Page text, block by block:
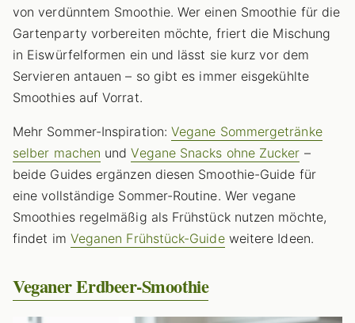
von verdünntem Smoothie. Wer einen Smoothie für die
Gartenparty vorbereiten möchte, friert die Mischung
in Eiswürfelformen ein und lässt sie kurz vor dem
Servieren antauen – so gibt es immer eisgekühlte
Smoothies auf Vorrat.
Mehr Sommer-Inspiration:Vegane Sommergetränke
selber machen undVegane Snacks ohne Zucker –
beide Guides ergänzen diesen Smoothie-Guide für
eine vollständige Sommer-Routine. Wer vegane
Smoothies regelmäßig als Frühstück nutzen möchte,
findet im Veganen Frühstück-Guideweitere Ideen.
Veganer Erdbeer-Smoothie